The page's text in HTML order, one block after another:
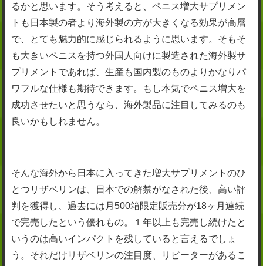
るかと思います。そう考えると、ペニス増大サプリメン
トも日本製の者より海外製の方が大きくなる効果が高層
で、とても魅力的に感じられるように思います。そもそ
も大きいペニスを持つ外国人向けに製造された海外製サ
プリメントであれば、生産も国内製のものよりかなりパ
ワフルな仕様も期待できます。もし本気でペニス増大を
成功させたいと思うなら、海外製品に注目してみるのも
良いかもしれません。
そんな海外から日本に入ってきた増大サプリメントのひ
とつリザベリンは、日本での解禁がなされた後、高い評
判を獲得し、過去には月500箱限定販売分が18ヶ月連続
で完売したという優れもの。１年以上も完売し続けたと
いうのは高いインパクトを残していると言えるでしょ
う。それだけリザベリンの注目度、リピーターがあるこ